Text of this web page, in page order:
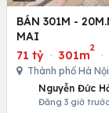
BÁN 301M -
MAI
71 tỷ · 301m
2
·
Thành phố Hà Nội
Nguyễn Đức
Đăng 3 giờ trước